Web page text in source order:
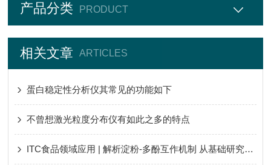
产品分类 PRODUCT
相关文章 ARTICLES
蛋白稳定性分析仪其常见的功能如下
不曾想激光粒度分布仪有如此之多的特点
ITC食品领域应用 | 解析淀粉-多酚互作机制 从基础研究到功能食品开发